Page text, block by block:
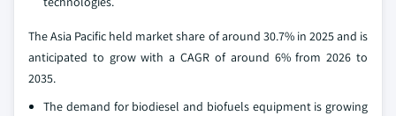
The Asia Pacific held market share of around 30.7% in 2025 and is
anticipated to grow with a CAGR of around 6% from 2026 to
2035.
The demand for biodiesel and biofuels equipment is growing